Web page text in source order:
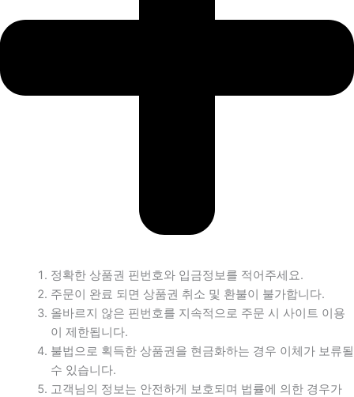
정확한 상품권 핀번호와 입금정보를 적어주세요.
주문이 완료 되면 상품권 취소 및 환불이 불가합니다.
올바르지 않은 핀번호를 지속적으로 주문 시 사이트 이용
이 제한됩니다.
불법으로 획득한 상품권을 현금화하는 경우 이체가 보류될
수 있습니다.
고객님의 정보는 안전하게 보호되며 법률에 의한 경우가